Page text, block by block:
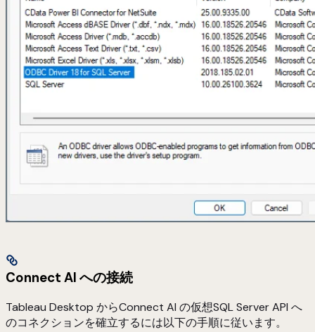
Connect AI への接続
Tableau Desktop からConnect AI の仮想SQL Server API へ
のコネクションを確立するには以下の手順に従います。